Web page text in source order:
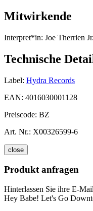
Mitwirkende
Interpret*in: Joe Therrien Jr.
Technische
Label: Hydra Records
EAN: 4016030001128
Preiscode: BZ
Art. Nr.: X00326599-6
close
Produkt anfragen
Hinterlassen Sie ihre E-
Hey Babe! Let's Go